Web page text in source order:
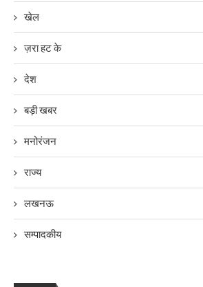
खेल
ज़रा हट के
देश
बड़ी खबर
मनोरंजन
राज्य
लखनऊ
सम्पादकीय